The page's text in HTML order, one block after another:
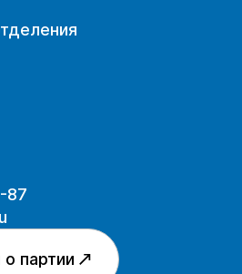
87
партии